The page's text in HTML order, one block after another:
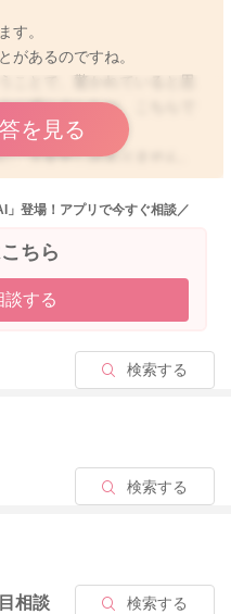
す。
があるのですね。
に感じましたが、こちらで
、大変申し訳ありません。
し動画に収めることが可能
かかりつけの先生にご相談
診断もつきやすくなるかと
思いました。
変申し訳ありません。
を見る
2023/12/12 14:16
」登場！アプリで今すぐ相談／
ちら
談する
検索する
検索する
相談 検索する